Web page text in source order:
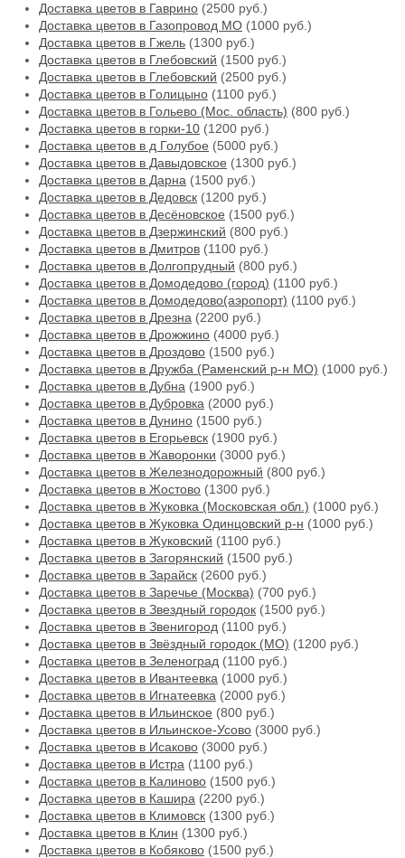
Доставка цветов в Гаврино (2500 руб.)
Доставка цветов в Газопровод МО (1000 руб.)
Доставка цветов в Гжель (1300 руб.)
Доставка цветов в Глебовский (1500 руб.)
Доставка цветов в Глебовский (2500 руб.)
Доставка цветов в Голицыно (1100 руб.)
Доставка цветов в Гольево (Мос. область) (800 руб.)
Доставка цветов в горки-10 (1200 руб.)
Доставка цветов в д Голубое (5000 руб.)
Доставка цветов в Давыдовское (1300 руб.)
Доставка цветов в Дарна (1500 руб.)
Доставка цветов в Дедовск (1200 руб.)
Доставка цветов в Десёновское (1500 руб.)
Доставка цветов в Дзержинский (800 руб.)
Доставка цветов в Дмитров (1100 руб.)
Доставка цветов в Долгопрудный (800 руб.)
Доставка цветов в Домодедово (город) (1100 руб.)
Доставка цветов в Домодедово(аэропорт) (1100 руб.)
Доставка цветов в Дрезна (2200 руб.)
Доставка цветов в Дрожжино (4000 руб.)
Доставка цветов в Дроздово (1500 руб.)
Доставка цветов в Дружба (Раменский р-н МО) (1000 руб.)
Доставка цветов в Дубна (1900 руб.)
Доставка цветов в Дубровка (2000 руб.)
Доставка цветов в Дунино (1500 руб.)
Доставка цветов в Егорьевск (1900 руб.)
Доставка цветов в Жаворонки (3000 руб.)
Доставка цветов в Железнодорожный (800 руб.)
Доставка цветов в Жостово (1300 руб.)
Доставка цветов в Жуковка (Московская обл.) (1000 руб.)
Доставка цветов в Жуковка Одинцовский р-н (1000 руб.)
Доставка цветов в Жуковский (1100 руб.)
Доставка цветов в Загорянский (1500 руб.)
Доставка цветов в Зарайск (2600 руб.)
Доставка цветов в Заречье (Москва) (700 руб.)
Доставка цветов в Звездный городок (1500 руб.)
Доставка цветов в Звенигород (1100 руб.)
Доставка цветов в Звёздный городок (МО) (1200 руб.)
Доставка цветов в Зеленоград (1100 руб.)
Доставка цветов в Ивантеевка (1000 руб.)
Доставка цветов в Игнатеевка (2000 руб.)
Доставка цветов в Ильинское (800 руб.)
Доставка цветов в Ильинское-Усово (3000 руб.)
Доставка цветов в Исаково (3000 руб.)
Доставка цветов в Истра (1100 руб.)
Доставка цветов в Калиново (1500 руб.)
Доставка цветов в Кашира (2200 руб.)
Доставка цветов в Климовск (1300 руб.)
Доставка цветов в Клин (1300 руб.)
Доставка цветов в Кобяково (1500 руб.)